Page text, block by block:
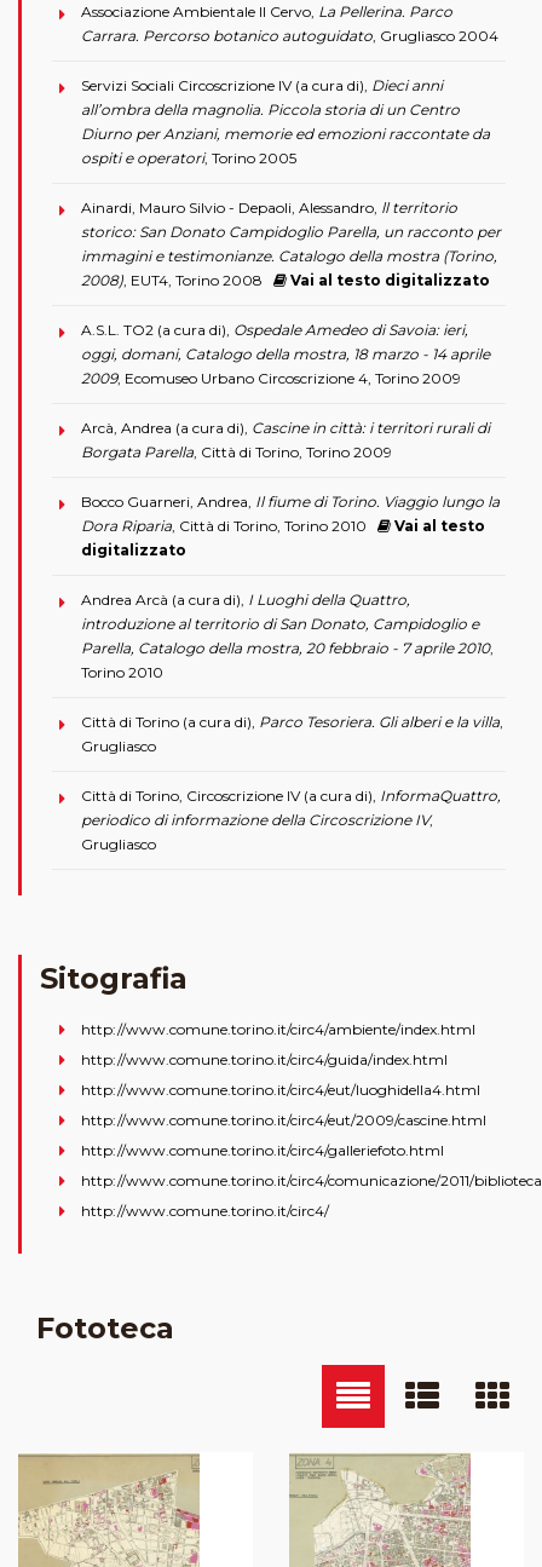
Associazione Ambientale Il Cervo, La Pellerina. Parco
Carrara. Percorso botanico autoguidato , Grugliasco 2004
Servizi Sociali Circoscrizione IV (a cura di), Dieci anni
all’ombra della magnolia. Piccola storia di un Centro
Diurno per Anziani, memorie ed emozioni raccontate da
ospiti e operatori, Torino 2005
Ainardi, Mauro Silvio - Depaoli, Alessandro, ll territorio
storico: San Donato Campidoglio Parella, un racconto per
immagini e testimonianze. Catalogo della mostra (Torino,
2008) , EUT4, Torino 2008 Vai al testo digitalizzato
A.S.L. TO2 (a cura di), Ospedale Amedeo di Savoia: ieri,
oggi, domani, Catalogo della mostra, 18 marzo - 14 aprile
2009, Ecomuseo Urbano Circoscrizione 4, Torino 2009
Arcà, Andrea (a cura di), Cascine in città: i territori rurali di
Borgata Parella , Città di Torino, Torino 2009
Bocco Guarneri, Andrea, Il fiume di Torino. Viaggio lungo la
Dora Riparia , Città di Torino, Torino 2010
Vai al testo
digitalizzato
Andrea Arcà (a cura di), I Luoghi della Quattro,
introduzione al territorio di San Donato, Campidoglio e
Parella, Catalogo della mostra, 20 febbraio - 7 aprile 2010,
Torino 2010
Città di Torino (a cura di), Parco Tesoriera. Gli alberi e la villa
Grugliasco
Città di Torino, Circoscrizione IV (a cura di), InformaQuattro,
periodico di informazione della Circoscrizione IV,
Grugliasco
Sitografia
http://www.comune.torino.it/circ4/ambiente/index.html
http://www.comune.torino.it/circ4/guida/index.html
http://www.comune.torino.it/circ4/eut/luoghidella4.html
http://www.comune.torino.it/circ4/eut/2009/cascine.html
http://www.comune.torino.it/circ4/galleriefoto.html
http://www.comune.torino.it/circ4/comunicazione/2011/
http://www.comune.torino.it/circ4/
Fototeca